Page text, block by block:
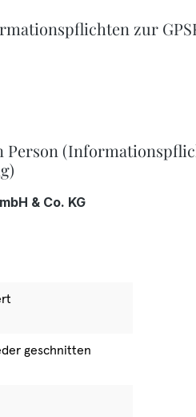
zur
& Co. KG
geschnitten